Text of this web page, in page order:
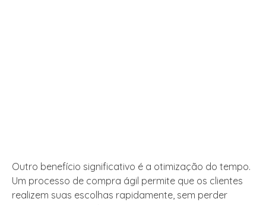
Outro benefício significativo é a otimização do tempo.
Um processo de compra ágil permite que os clientes
realizem suas escolhas rapidamente, sem perder